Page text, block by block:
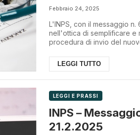
Febbraio 24, 2025
L'INPS, con il messaggio n.
nell'ottica di semplificare e
procedura di invio del
LEGGI TUTTO
LEGGI E PRASSI
INPS –
21.2.2025